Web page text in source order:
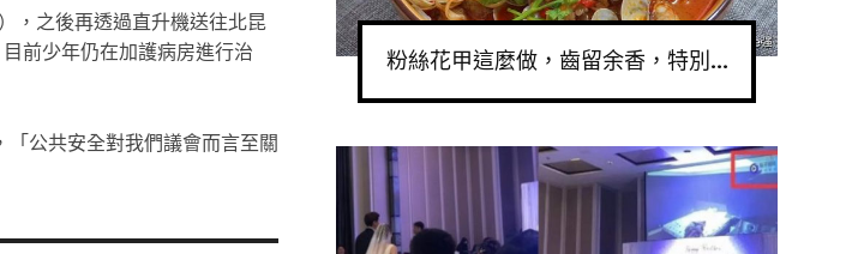
之後再透過直升機送往北昆
前少年仍在加護病房進行治
公共安全對我們議會而言至關
粉絲花甲這麼做，齒留余香，特別...